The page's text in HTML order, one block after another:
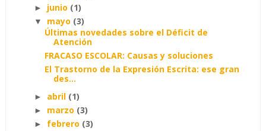
► junio (1)
▼ mayo (3)
Últimas novedades sobre el Déficit de
Atención
FRACASO ESCOLAR: Causas y soluciones
El Trastorno de la Expresión Escrita: ese gran
des...
► abril (1)
► marzo (3)
► febrero (3)